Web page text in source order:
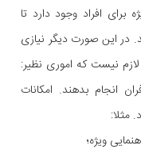
برای افراد وجود دارد تا
در این صورت دیگر نیازی
نیست که اموری نظیر:
انجام بدهند. امکانات
مثلا:
ویژه؛